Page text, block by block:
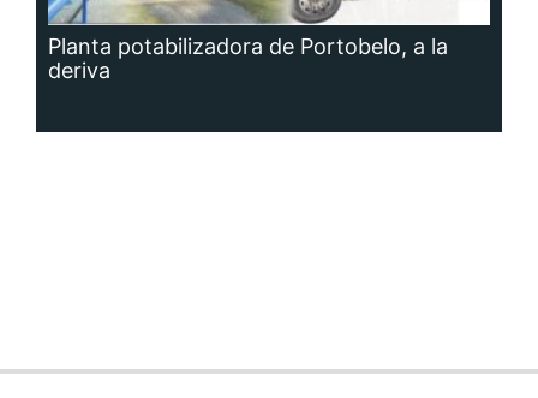
Planta potabilizadora de Portobelo, a la
deriva